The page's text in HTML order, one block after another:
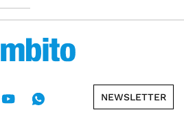
NEWSLETTER